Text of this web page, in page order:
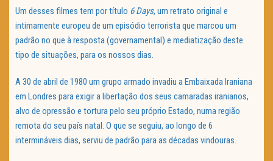
Um desses filmes tem por título 6 Days, um retrato original e
intimamente europeu de um episódio terrorista que marcou um
padrão no que à resposta (governamental) e mediatização deste
tipo de situações, para os nossos dias.
A 30 de abril de 1980 um grupo armado invadiu a Embaixada Iraniana
em Londres para exigir a libertação dos seus camaradas iranianos,
alvo de opressão e tortura pelo seu próprio Estado, numa região
remota do seu país natal. O que se seguiu, ao longo de 6
intermináveis dias, serviu de padrão para as décadas vindouras.